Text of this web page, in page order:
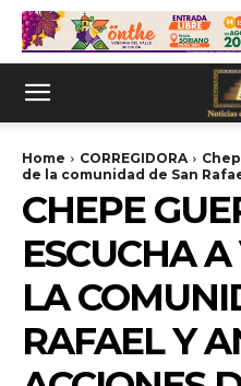
Home CORREGIDORA
de la comunidad de San
CHEPE
ESCUCHA
LA
RAFAEL Y